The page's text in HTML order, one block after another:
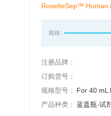
RosetteSep™ Human
规格:
注册品牌：
订购货号：
规格型号：
For 40 mL
产品种类： 蓝盖瓶-试